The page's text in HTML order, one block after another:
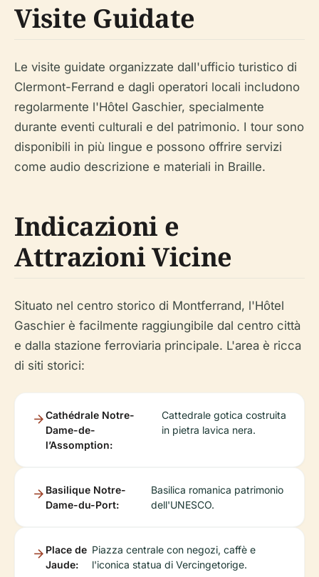
Visite Guidate
Le visite guidate organizzate dall'ufficio turistico di
Clermont-Ferrand e dagli operatori locali includono
regolarmente l'Hôtel Gaschier, specialmente
durante eventi culturali e del patrimonio. I tour sono
disponibili in più lingue e possono offrire servizi
come audio descrizione e materiali in Braille.
Indicazioni e
Attrazioni Vicine
Situato nel centro storico di Montferrand, l'Hôtel
Gaschier è facilmente raggiungibile dal centro città
e dalla stazione ferroviaria principale. L'area è ricca
di siti storici:
Cathédrale Notre-
Dame-de-
l’Assomption:
Cattedrale gotica costruita
in pietra lavica nera.
Basilique Notre-
Dame-du-Port:
Basilica romanica patrimonio
dell'UNESCO.
Place de
Jaude:
Piazza centrale con negozi, caffè e
l'iconica statua di Vercingetorige.